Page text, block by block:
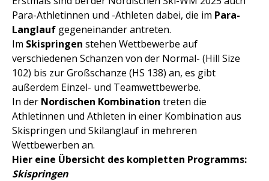
Para-Athletinnen und -Athleten dabei, die im Para-
Langlauf gegeneinander antreten.
Im Skispringen stehen Wettbewerbe auf
verschiedenen Schanzen von der Normal- (Hill Size
102) bis zur Großschanze (HS 138) an, es gibt
außerdem Einzel- und Teamwettbewerbe.
In der Nordischen Kombination treten die
Athletinnen und Athleten in einer Kombination aus
Skispringen und Skilanglauf in mehreren
Wettbewerben an.
Hier eine Übersicht des kompletten Programms:
Skispringen